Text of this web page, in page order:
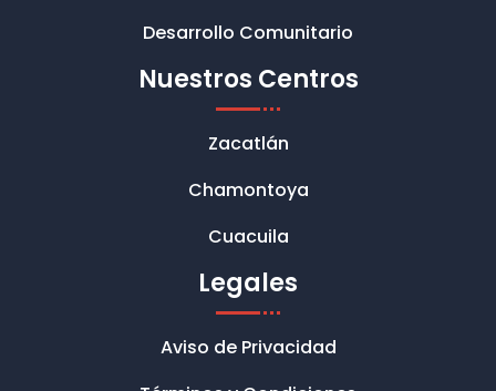
Desarrollo Comunitario
Nuestros Centros
Zacatlán
Chamontoya
Cuacuila
Legales
Aviso de Privacidad